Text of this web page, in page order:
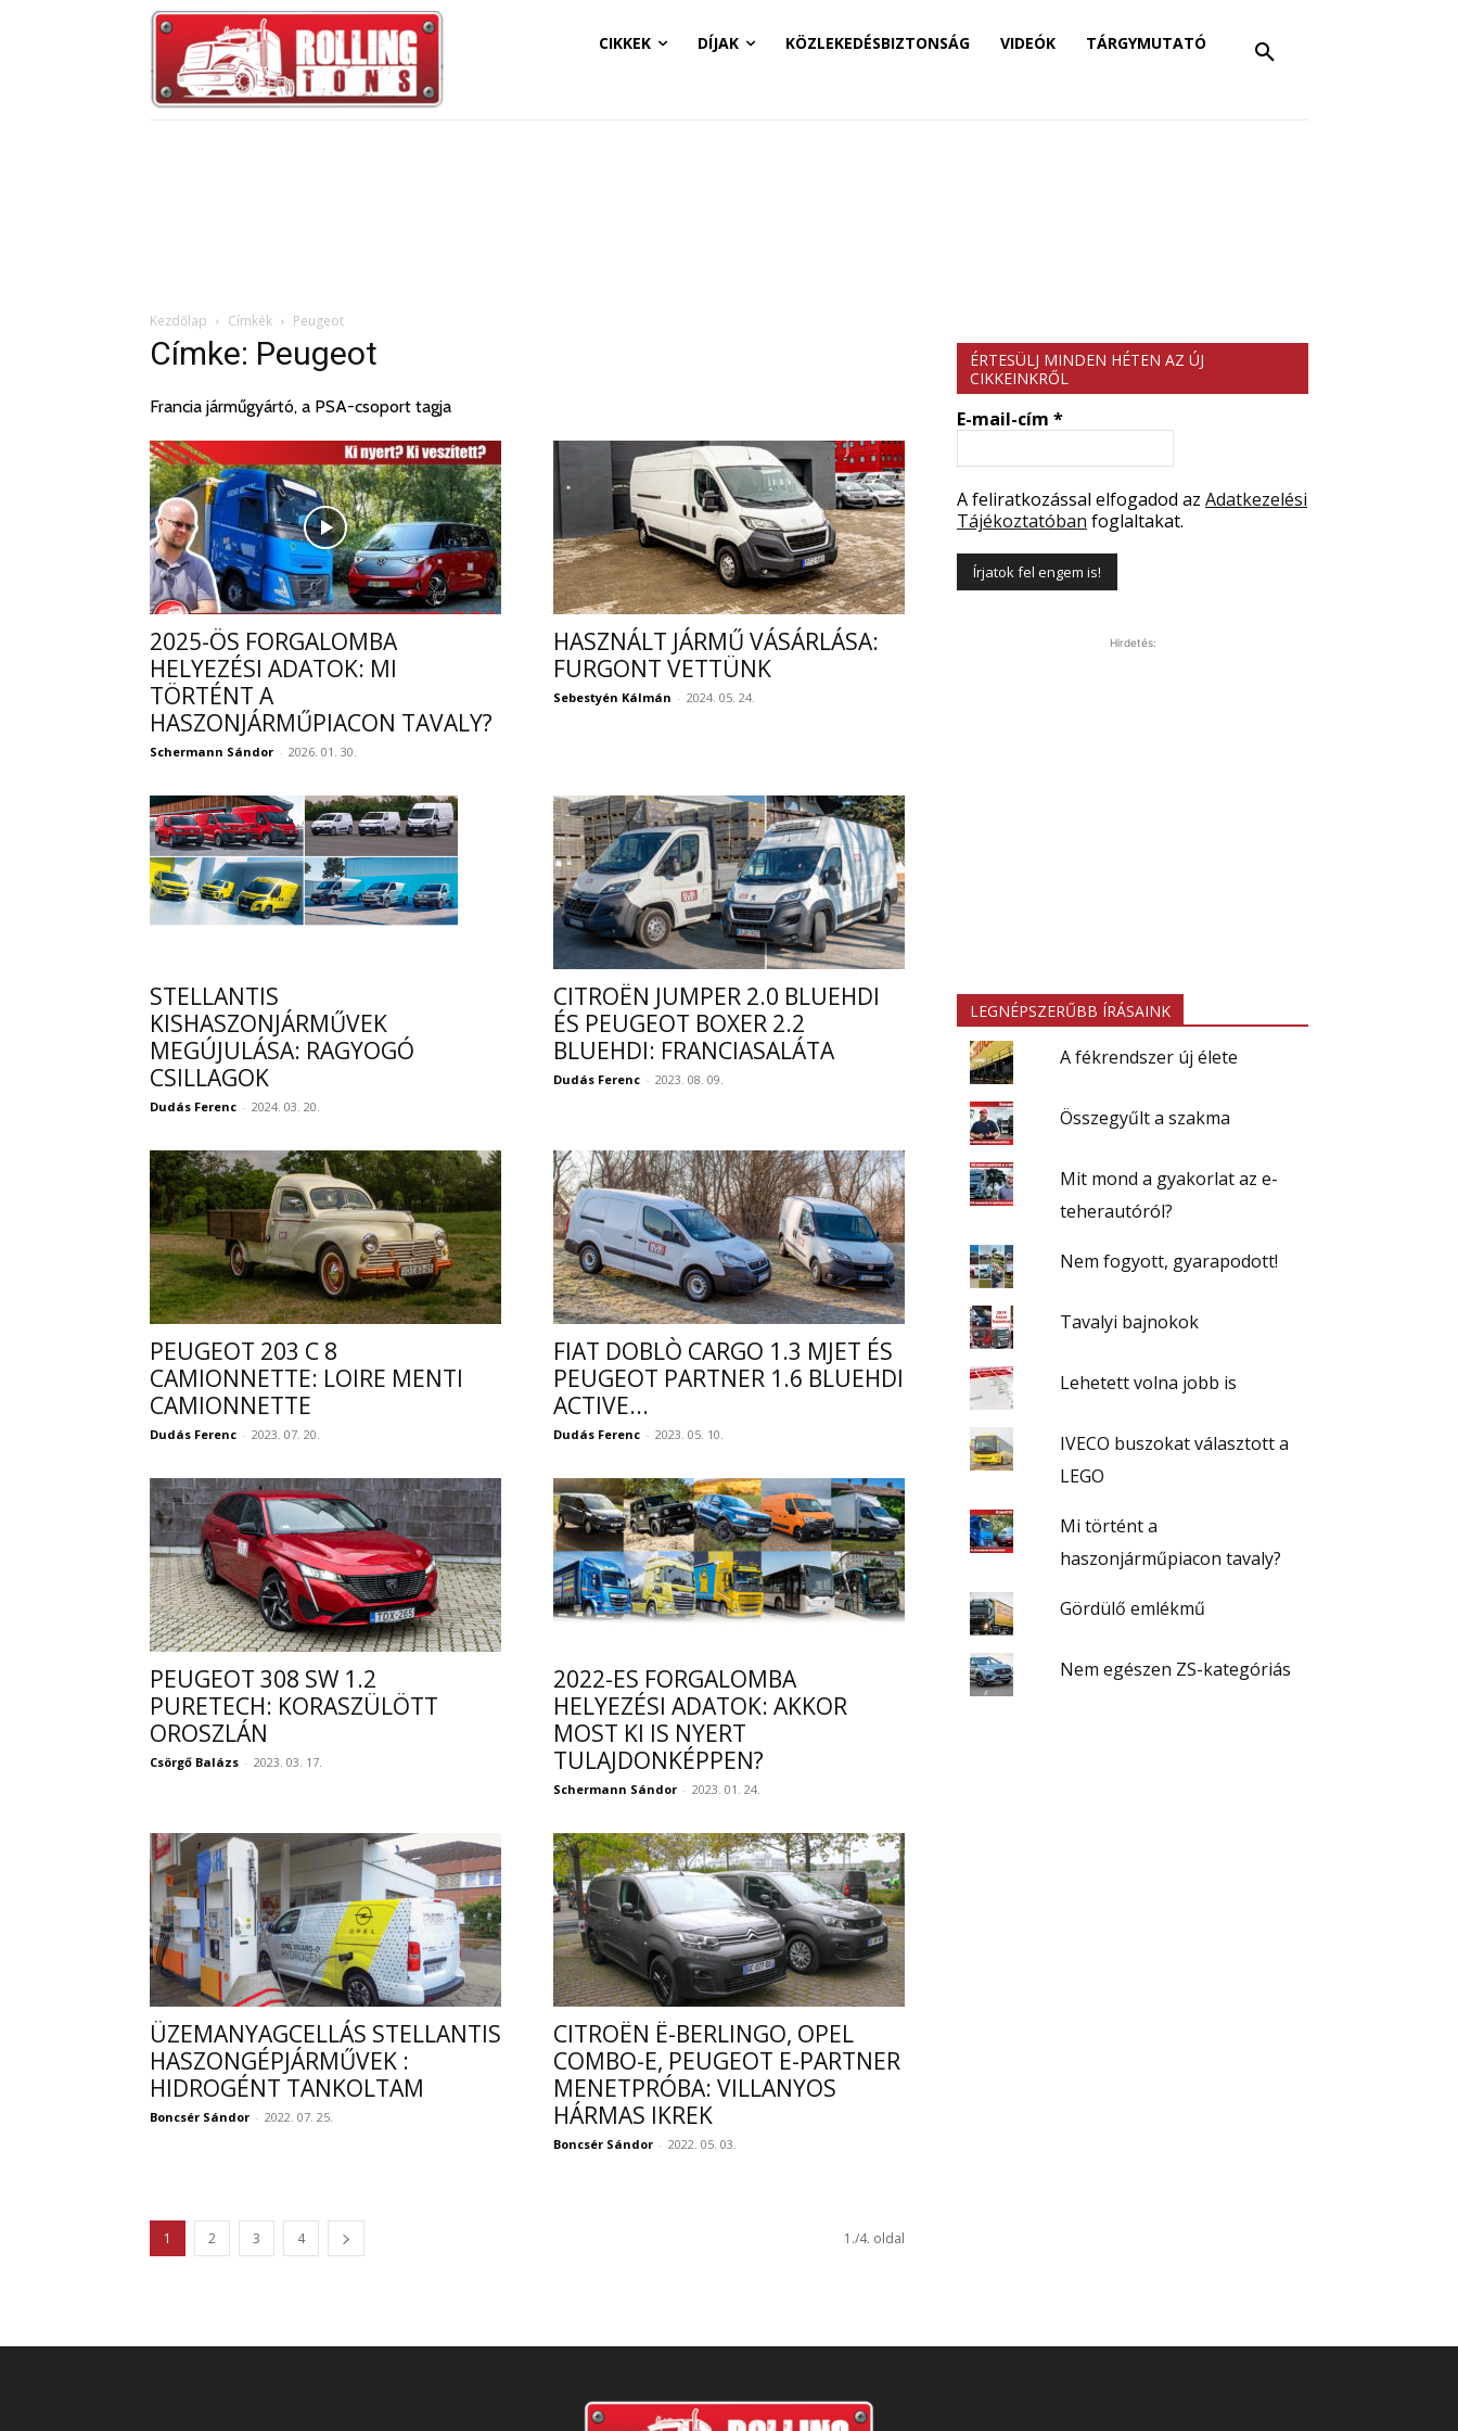
CIKKEK DÍJAK KÖZLEKEDÉSBIZTONSÁG VIDEÓK TÁRGYMUTATÓ
Kezdőlap Címkék Peugeot
Címke: Peugeot
Francia járműgyártó, a PSA-csoport tagja
2025-ÖS FORGALOMBA
HELYEZÉSI ADATOK: MI
TÖRTÉNT A
HASZONJÁRMŰPIACON TAVALY?
Schermann Sándor - 2026. 01. 30.
HASZNÁLT JÁRMŰ VÁSÁRLÁSA:
FURGONT VETTÜNK
Sebestyén Kálmán - 2024. 05. 24.
STELLANTIS
KISHASZONJÁRMŰVEK
MEGÚJULÁSA: RAGYOGÓ
CSILLAGOK
Dudás Ferenc - 2024. 03. 20.
CITROËN JUMPER 2.0 BLUEHDI
ÉS PEUGEOT BOXER 2.2
BLUEHDI: FRANCIASALÁTA
Dudás Ferenc - 2023. 08. 09.
PEUGEOT 203 C 8
CAMIONNETTE: LOIRE MENTI
CAMIONNETTE
Dudás Ferenc - 2023. 07. 20.
FIAT DOBLÒ CARGO 1.3 MJET ÉS
PEUGEOT PARTNER 1.6 BLUEHDI
ACTIVE...
Dudás Ferenc - 2023. 05. 10.
PEUGEOT 308 SW 1.2
PURETECH: KORASZÜLÖTT
OROSZLÁN
Csörgő Balázs - 2023. 03. 17.
2022-ES FORGALOMBA
HELYEZÉSI ADATOK: AKKOR
MOST KI IS NYERT
TULAJDONKÉPPEN?
Schermann Sándor - 2023. 01. 24.
ÜZEMANYAGCELLÁS STELLANTIS
HASZONGÉPJÁRMŰVEK :
HIDROGÉNT TANKOLTAM
Boncsér Sándor - 2022. 07. 25.
CITROËN Ë-BERLINGO, OPEL
COMBO-E, PEUGEOT E-PARTNER
MENETPRÓBA: VILLANYOS
HÁRMAS IKREK
Boncsér Sándor - 2022. 05. 03.
1 2 3 4 1./4. oldal
ÉRTESÜLJ MINDEN HÉTEN AZ ÚJ
CIKKEINKRŐL
E-mail-cím *
A feliratkozással elfogadod az Adatkezelési
Tájékoztatóban foglaltakat.
Hirdetés:
LEGNÉPSZERŰBB ÍRÁSAINK
A fékrendszer új élete
Összegyűlt a szakma
Mit mond a gyakorlat az e-
teherautóról?
Nem fogyott, gyarapodott!
Tavalyi bajnokok
Lehetett volna jobb is
IVECO buszokat választott a
LEGO
Mi történt a
haszonjárműpiacon tavaly?
Gördülő emlékmű
Nem egészen ZS-kategóriás